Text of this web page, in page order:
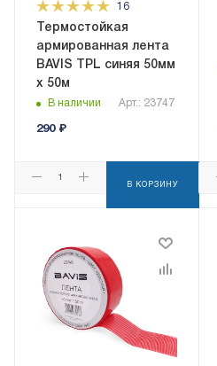
16
Термостойкая
армированная лента
BAVIS TPL синяя 50мм
x 50м
В наличии Арт.: 23747
290₽
В КОРЗИНУ